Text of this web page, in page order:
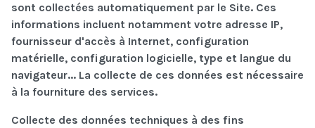
sont collectées automatiquement par le Site. Ces
informations incluent notamment votre adresse IP,
fournisseur d'accès à Internet, configuration
matérielle, configuration logicielle, type et langue du
navigateur... La collecte de ces données est nécessaire
à la fourniture des services.
Collecte des données techniques à des fins